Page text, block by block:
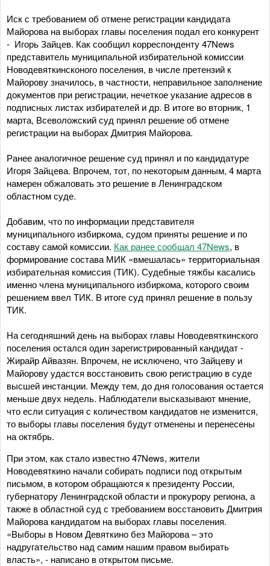
Иск с требованием об отмене регистрации кандидата
Майорова на выборах главы поселения подал его конкурент
- Игорь Зайцев. Как сообщил корреспонденту 47News
представитель муниципальной избирательной комиссии
Новодевяткинсконого поселения, в числе претензий к
Майорову значилось, в частности, неправильное заполнение
документов при регистрации, нечеткое указание адресов в
подписных листах избирателей и др. В итоге во вторник, 1
марта, Всеволожский суд принял решение об отмене
регистрации на выборах Дмитрия Майорова.
Ранее аналогичное решение суд принял и по кандидатуре
Игоря Зайцева. Впрочем, тот, по некоторым данным, 4 марта
намерен обжаловать это решение в Ленинградском
областном суде.
Добавим, что по информации представителя
муниципального избиркома, судом приняты решение и по
составу самой комиссии. Как ранее сообщал 47News, в
формирование состава МИК «вмешалась» территориальная
избирательная комиссия (ТИК). Судебные тяжбы касались
именно члена муниципального избиркома, которого своим
решением ввел ТИК. В итоге суд принял решение в пользу
ТИК.
На сегодняшний день на выборах главы Новодевяткинского
поселения остался один зарегистрированный кандидат -
Жирайр Айвазян. Впрочем, не исключено, что Зайцеву и
Майорову удастся восстановить свою регистрацию в суде
высшей инстанции. Между тем, до дня голосования остается
меньше двух недель. Наблюдатели высказывают мнение,
что если ситуация с количеством кандидатов не изменится,
то выборы главы поселения будут отменены и перенесены
на октябрь.
При этом, как стало известно 47News, жители
Новодевяткино начали собирать подписи под открытым
письмом, в котором обращаются к президенту России,
губернатору Ленинградской области и прокурору региона, а
также в областной суд с требованием восстановить Дмитрия
Майорова кандидатом на выборах главы поселения.
«Выборы в Новом Девяткино без Майорова – это
надругательство над самим нашим правом выбирать
власть», - написано в открытом письме.